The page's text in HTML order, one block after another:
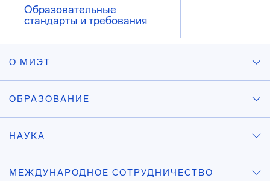
Образовательные
стандарты и требования
О МИЭТ
ОБРАЗОВАНИЕ
НАУКА
МЕЖДУНАРОДНОЕ СОТРУДНИЧЕСТВО